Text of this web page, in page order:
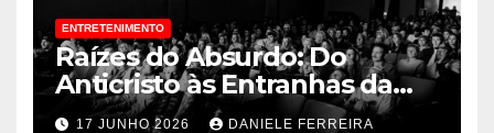
ENTRETENIMENTO
Raízes do Absurdo: Do
Anticristo às Entranhas da
Crítica de Arte
17 JUNHO 2026 DANIELE FERREIRA